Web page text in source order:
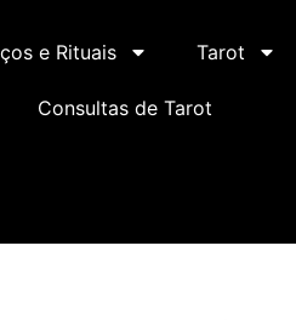
e Rituais Tarot
Consultas de Tarot